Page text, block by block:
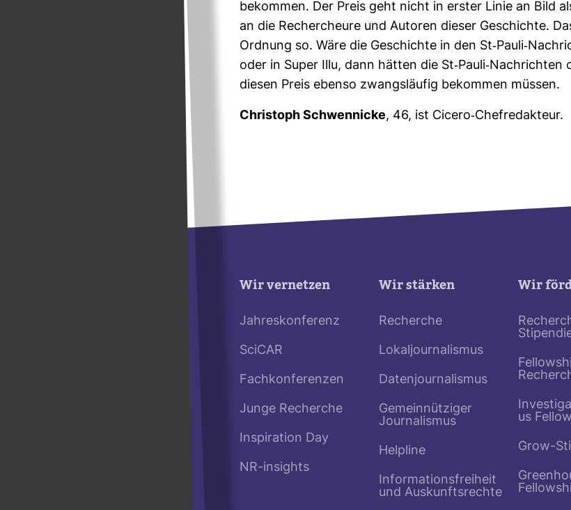
bekommen. Der Preis geht nicht in erster Linie an Bild
an die Recher­cheure und Autoren dieser Geschichte.
Ord­nung so. Wäre die Geschichte in den St-​Pauli-​
oder in Super Illu, dann hätten die St-​Pauli-​Nach­richten
diesen Preis ebenso zwangs­läufig bekommen müssen.
Chris­toph Schwen­nicke, 46, ist Cicero-​Chef­re­dak­teur.
Wir vernetzen
Jahreskonferenz
SciCAR
Fachkonferenzen
Junge Recherche
Inspiration Day
NR-insights
Wir stärken
Recherche
Lokaljournalismus
Datenjournalismus
Gemeinnütziger
Journalismus
Helpline
Informationsfreiheit
und Auskunftsrechte
Wir
us
Grow-